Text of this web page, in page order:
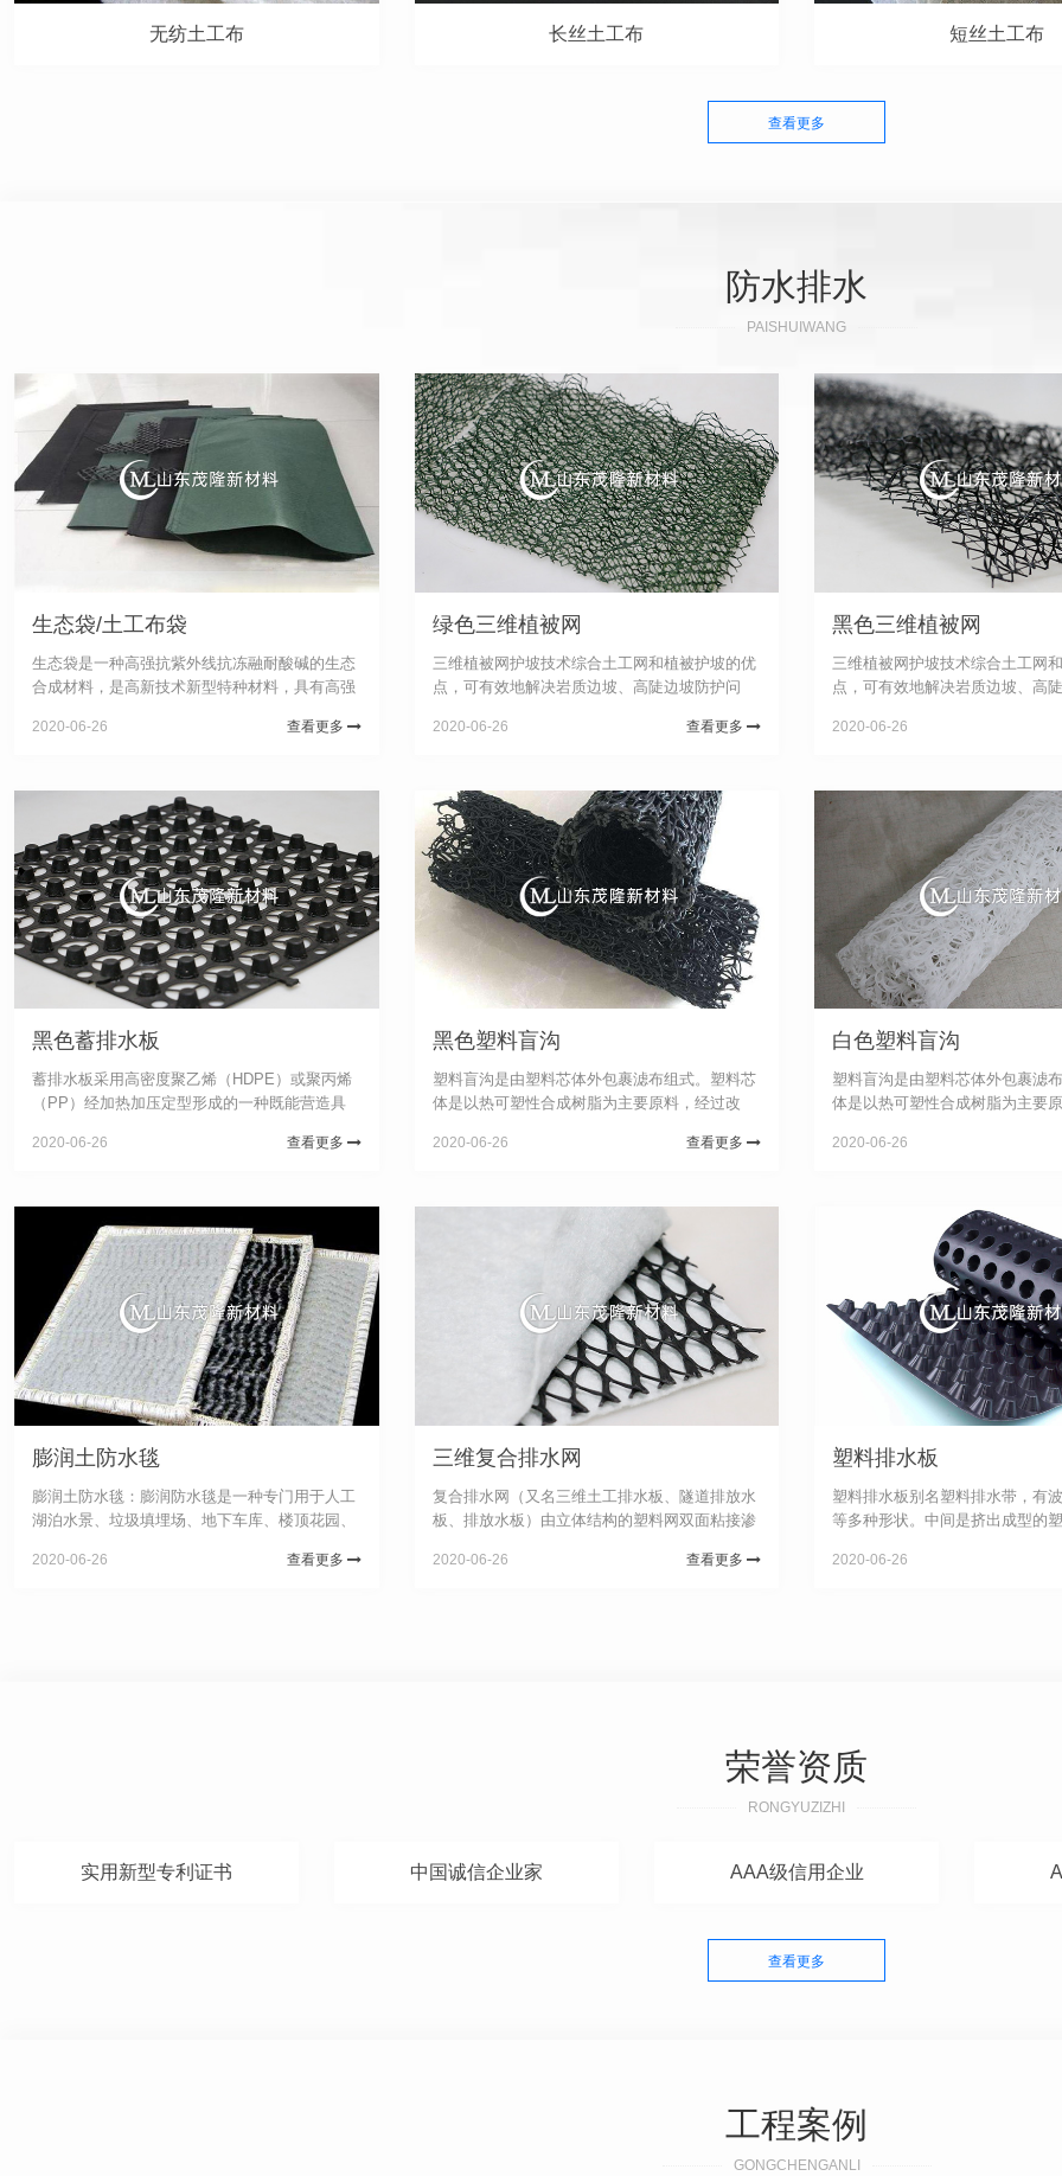
无纺土工布 长丝土工布 短丝土工布
查看更多
防水排水
PAISHUIWANG
生态袋/土工布袋
生态袋是一种高强抗紫外线抗冻融耐酸碱的生态
合成材料，是高新技术新型特种材料，具有高强
降解，是真正实现了零污染。主要运用于建造柔
查看更多
2020-06-26
绿色三维植被网
三维植被网护坡技术综合土工网和植被护坡的优
点，可有效地解决岩质边坡、高陡边坡防护问
定极为有利，防护效果非常好。近年来出现的三
查看更多
2020-06-26
黑色三维植被网
三维植被网护坡技术综合土工网
点，可有效地解决岩质边坡、高
定极为有利，防护效果非常好。
2020-06-26
黑色蓄排水板
蓄排水板采用高密度聚乙烯（HDPE）或聚丙烯
（PP）经加热加压定型形成的一种既能营造具
的一种轻型板材。该种板材自身就具有蓄水、排
查看更多
2020-06-26
黑色塑料盲沟
塑料盲沟是由塑料芯体外包裹滤布组式。塑料芯
体是以热可塑性合成树脂为主要原料，经过改
条，再通过成型装置将挤出的塑料丝在结点上熔
查看更多
2020-06-26
白色塑料盲沟
塑料盲沟是由塑料芯体外包裹滤
体是以热可塑性合成树脂为主要
条，再通过成型装置将挤出的塑
2020-06-26
膨润土防水毯
膨润土防水毯：膨润防水毯是一种专门用于人工
湖泊水景、垃圾填埋场、地下车库、楼顶花园、
料，它是由高膨胀性的钠基膨润土填充在特制的
查看更多
2020-06-26
三维复合排水网
复合排水网（又名三维土工排水板、隧道排放水
板、排放水板）由立体结构的塑料网双面粘接渗
要用于垃圾填埋场、路基和隧道内壁的排水。产
查看更多
2020-06-26
塑料排水板
塑料排水板别名塑料排水带，有
等多种形状。中间是挤出成型的
非织造土工织物包裹作滤层，芯
2020-06-26
荣誉资质
RONGYUZIZHI
实用新型专利证书 中国诚信企业家 AAA级信用企业
查看更多
工程案例
GONGCHENGANLI